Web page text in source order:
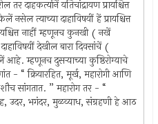
दाहकर्त्यानें यतिचांद्रायण प्रायश्चित्त
नसेल त्याच्या दाहाविषयीं हें प्रायश्चित्त
नाहीं म्हणूनच कुनखी ( नखें
देखील बारा दिवसांचें (
आहे. म्हणूनच दुसर्‍याच्या कुष्ठिरोग्याचे
“ क्रियारहित, मूर्ख, महारोगी आणि
सांगतात. ” महारोग तर - “
उदर, भगंदर, मुळव्याध, संग्रहणी हे आठ